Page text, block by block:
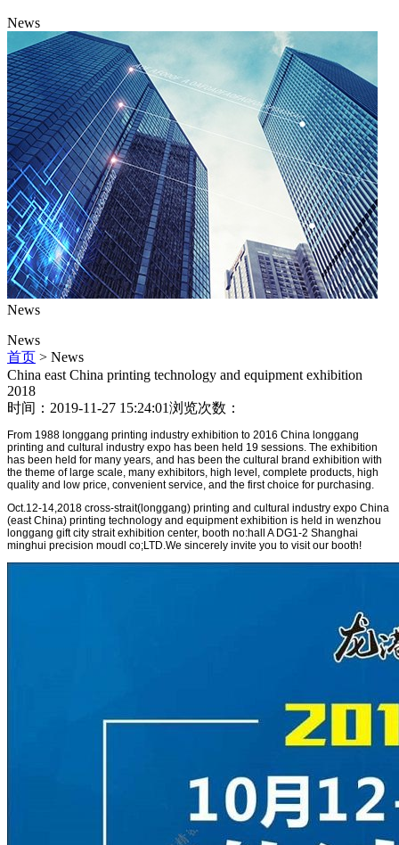
News
News
News
首页 > News
China east China printing technology and equipment exhibition
2018
时间：2019-11-27 15:24:01浏览次数：
From 1988 longgang printing industry exhibition to 2016 China longgang
printing and cultural industry expo has been held 19 sessions. The exhibition
has been held for many years, and has been the cultural brand exhibition with
the theme of large scale, many exhibitors, high level, complete products, high
quality and low price, convenient service, and the first choice for purchasing.
Oct.12-14,2018 cross-strait(longgang) printing and cultural industry expo China
(east China) printing technology and equipment exhibition is held in wenzhou
longgang gift city strait exhibition center, booth no:hall A DG1-2 Shanghai
minghui precision moudl co;LTD.We sincerely invite you to visit our booth!